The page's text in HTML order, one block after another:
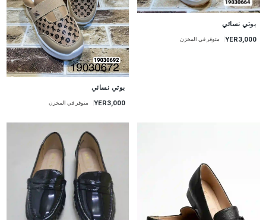
بوتي نسائي
YER3,000 متوفر في المخزن
بوتي نسائي
YER3,000 متوفر في المخزن